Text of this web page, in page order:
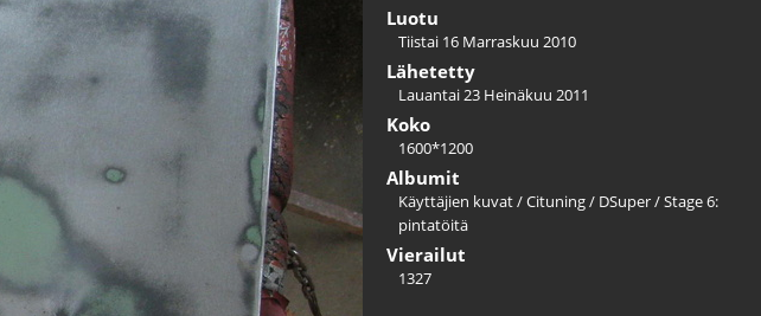
Luotu
Tiistai 16 Marraskuu 2010
Lähetetty
Lauantai 23 Heinäkuu 2011
Koko
1600*1200
Albumit
Käyttäjien kuvat/Cituning/ DSuper/Stage 6:
pintatöitä
Vierailut
1327